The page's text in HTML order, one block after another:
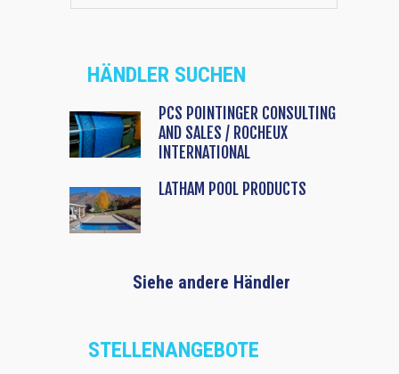
HÄNDLER SUCHEN
PCS POINTINGER CONSULTING
AND SALES / ROCHEUX
INTERNATIONAL
LATHAM POOL PRODUCTS
Siehe andere Händler
STELLENANGEBOTE